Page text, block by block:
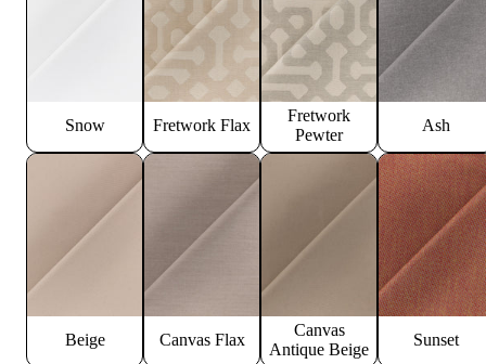
Snow Fretwork Flax
Fretwork
Pewter
Ash
Beige Canvas Flax
Canvas
Antique Beige
Sunset